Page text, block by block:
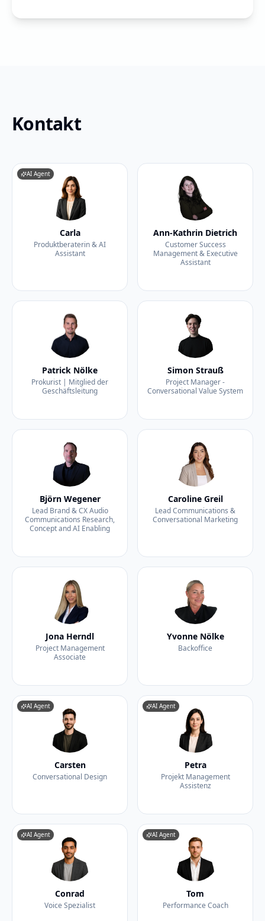
Kontakt
AI Agent
Carla
Produktberaterin & AI
Assistant
Ann-Kathrin Dietrich
Customer Success
Management & Executive
Assistant
Patrick Nölke
Prokurist | Mitglied der
Geschäftsleitung
Simon Strauß
Project Manager -
Conversational Value System
Björn Wegener
Lead Brand & CX Audio
Communications Research,
Concept and AI Enabling
Caroline Greil
Lead Communications &
Conversational Marketing
Jona Herndl
Project Management
Associate
Yvonne Nölke
Backoffice
AI Agent
Carsten
Conversational Design
AI Agent
Petra
Projekt Management
Assistenz
AI Agent
Conrad
Voice Spezialist
AI Agent
Tom
Performance Coach